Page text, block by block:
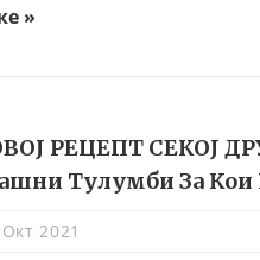
»
РЕЦЕПТ СЕКОЈ
Тулумби За Кои
2021